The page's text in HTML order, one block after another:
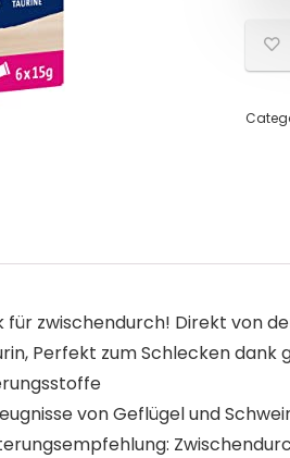
für zwischendurch! Direkt von
Perfekt zum Schlecken
von Geflügel und